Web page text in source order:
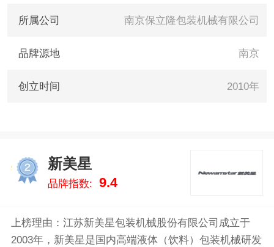
和液体食品生产领域。
所属公司 南京保立隆包装机械有限公司
品牌源地 南京
创立时间 2010年
2
新美星
品牌指数: 9.4
上榜理由：江苏新美星包装机械股份有限公司成立于
2003年，新美星是国内高端液体（饮料）包装机械研发